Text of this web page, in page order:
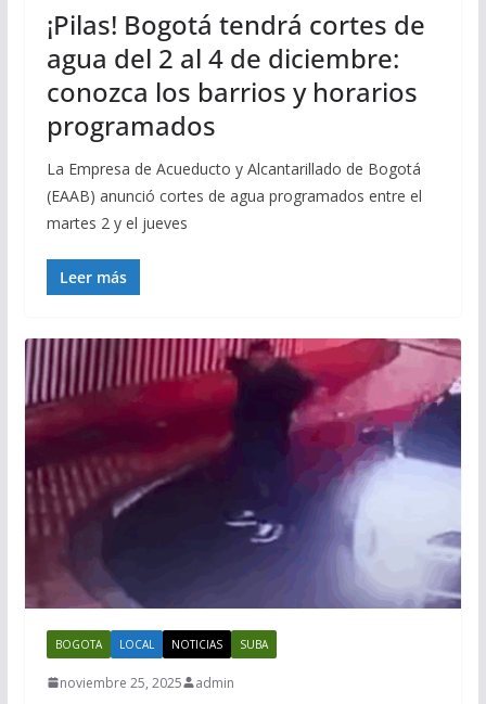
¡Pilas! Bogotá tendrá cortes de
agua del 2 al 4 de diciembre:
conozca los barrios y horarios
programados
La Empresa de Acueducto y Alcantarillado de Bogotá
(EAAB) anunció cortes de agua programados entre el
martes 2 y el jueves
Leer más
BOGOTA LOCAL NOTICIAS SUBA
noviembre 25, 2025 admin